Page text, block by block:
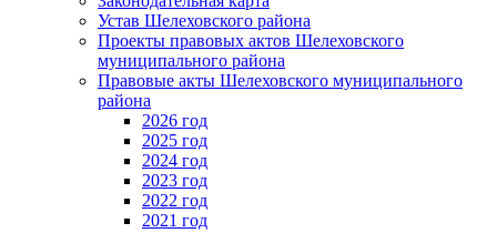
Устав Шелеховского района
Проекты правовых актов Шелеховского
муниципального района
Правовые акты Шелеховского муниципального
района
2026 год
2025 год
2024 год
2023 год
2022 год
2021 год